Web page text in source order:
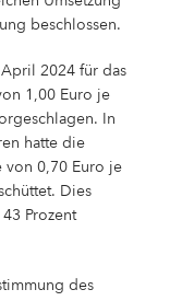
beschlossen.
2024 für das
1,00 Euro je
In
hatte die
von 0,70 Euro je
Dies
Prozent
des